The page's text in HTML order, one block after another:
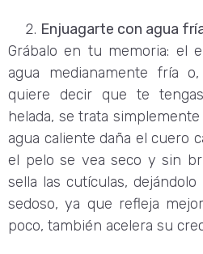
Enjuagarte con agua
Grábalo en tu memoria: el
agua medianamente fría
quiere decir que te
helada, se trata
agua caliente daña el cuero
el pelo se vea seco y sin
sella las cutículas,
sedoso, ya que refleja
poco, también acelera su